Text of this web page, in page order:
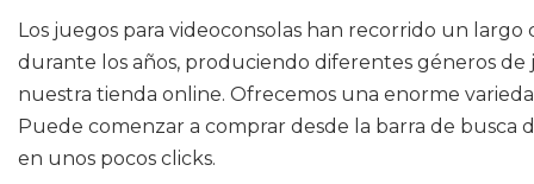
Los juegos para videoconsolas han recorrido un
durante los años, produciendo diferentes géneros de
nuestra tienda online. Ofrecemos una enorme
Puede comenzar a comprar desde la barra de
en unos pocos clicks.